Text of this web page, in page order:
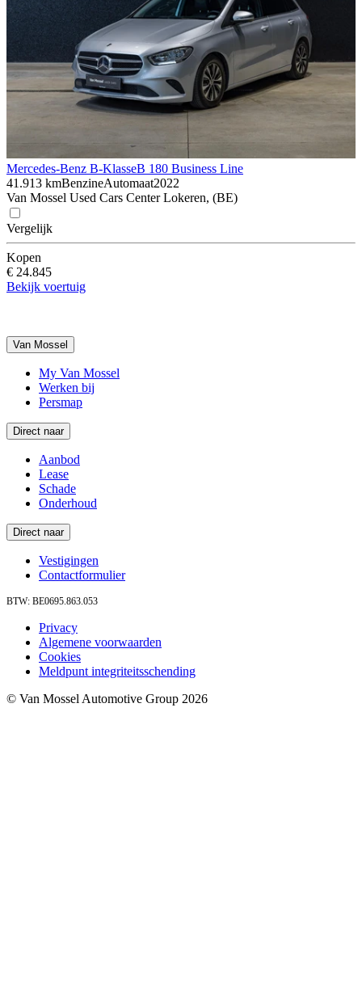
Mercedes-Benz B-KlasseB 180 Business Line
41.913 kmBenzineAutomaat2022
Van Mossel Used Cars Center Lokeren, (BE)
Vergelijk
Kopen
€ 24.845
Bekijk voertuig
Van Mossel
My Van Mossel
Werken bij
Persmap
Direct naar
Aanbod
Lease
Schade
Onderhoud
Direct naar
Vestigingen
Contactformulier
BTW: BE0695.863.053
Privacy
Algemene voorwaarden
Cookies
Meldpunt integriteitsschending
© Van Mossel Automotive Group 2026